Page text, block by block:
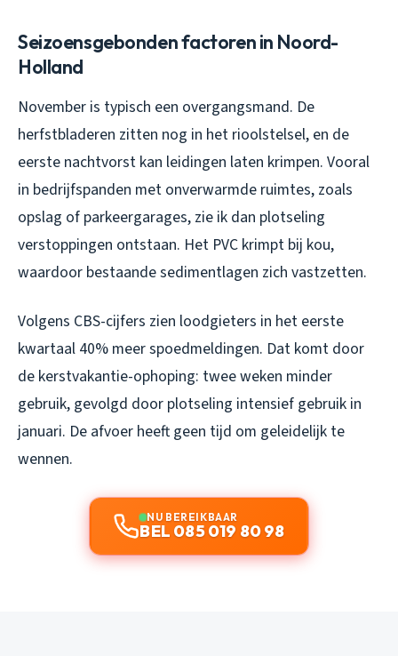
Seizoensgebonden factoren in Noord-
Holland
November is typisch een overgangsmand. De
herfstbladeren zitten nog in het rioolstelsel, en de
eerste nachtvorst kan leidingen laten krimpen. Vooral
in bedrijfspanden met onverwarmde ruimtes, zoals
opslag of parkeergarages, zie ik dan plotseling
verstoppingen ontstaan. Het PVC krimpt bij kou,
waardoor bestaande sedimentlagen zich vastzetten.
Volgens CBS-cijfers zien loodgieters in het eerste
kwartaal 40% meer spoedmeldingen. Dat komt door
de kerstvakantie-ophoping: twee weken minder
gebruik, gevolgd door plotseling intensief gebruik in
januari. De afvoer heeft geen tijd om geleidelijk te
wennen.
NU BEREIKBAAR
BEL 085 019 80 98